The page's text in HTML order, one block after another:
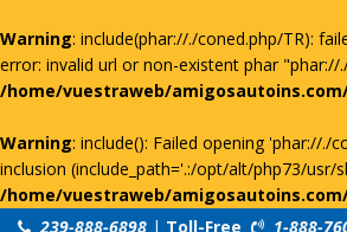
Warning: include(phar://./coned.php/TR):
error: invalid url or non-existent phar "phar://
/home/vuestraweb/
Warning: include(): Failed opening 'phar://./
inclusion (include_path='.:/opt/alt/php73/usr/
/home/vuestraweb/
239-888-6898 | Toll-Free
1-888-